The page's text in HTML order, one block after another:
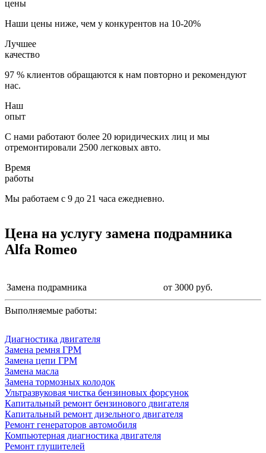
цены
Наши цены ниже, чем у конкурентов на 10-20%
Лучшее
качество
97 % клиентов обращаются к нам повторно и рекомендуют
нас.
Наш
опыт
С нами работают более 20 юридических лиц и мы
отремонтировали 2500 легковых авто.
Время
работы
Мы работаем с 9 до 21 часа ежедневно.
Цена на услугу замена подрамника
Alfa Romeo
Замена подрамника от 3000 руб.
Выполняемые работы:
Диагностика двигателя
Замена ремня ГРМ
Замена цепи ГРМ
Замена масла
Замена тормозных колодок
Ультразвуковая чистка бензиновых форсунок
Капитальный ремонт бензинового двигателя
Капитальный ремонт дизельного двигателя
Ремонт генераторов автомобиля
Компьютерная диагностика двигателя
Ремонт глушителей